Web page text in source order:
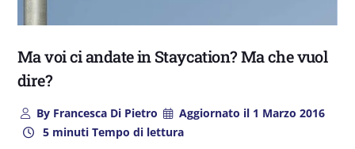
Ma voi ci andate in Staycation? Ma che vuol
dire?
ByFrancesca Di Pietro Aggiornato il 1 Marzo 2016
5 minuti Tempo di lettura